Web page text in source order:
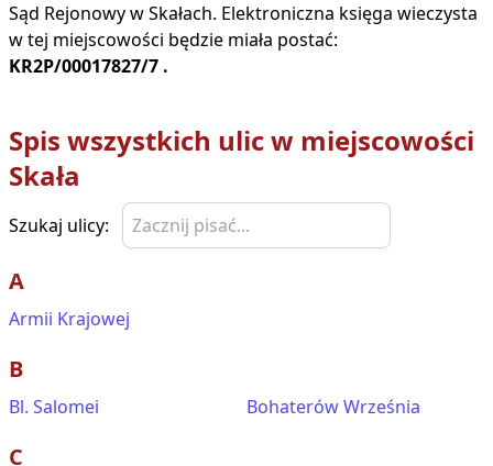
Sąd Rejonowy wSkałach. Elektroniczna księga wieczysta
w tej miejscowości będzie miała postać:
KR2P/00017827/7 .
Spis wszystkich ulic w miejscowości
Skała
Szukaj ulicy:
A
Armii Krajowej
B
Bl. Salomei Bohaterów Września
C